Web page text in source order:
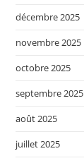
décembre 2025
novembre 2025
octobre 2025
septembre 2025
août 2025
juillet 2025